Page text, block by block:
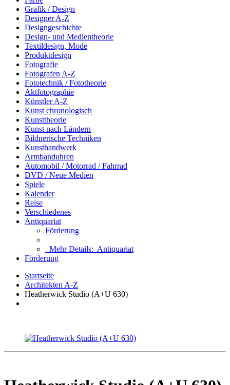
Grafik / Design
Designer A-Z
Designgeschichte
Design- und Medientheorie
Textildesign, Mode
Produktdesign
Fotografie
Fotografen A-Z
Fototechnik / Fototheorie
Aktfotographie
Künstler A-Z
Kunst chronologisch
Kunsttheorie
Kunst nach Ländern
Bildnerische Techniken
Kunsthandwerk
Armbanduhren
Automobil / Motorrad / Fahrrad
DVD / Neue Medien
Spiele
Kalender
Reise
Verschiedenes
Antiquariat
Förderung
Mehr Details: Antiquariat
Förderung
Startseite
Architekten A-Z
Heatherwick Studio (A+U 630)